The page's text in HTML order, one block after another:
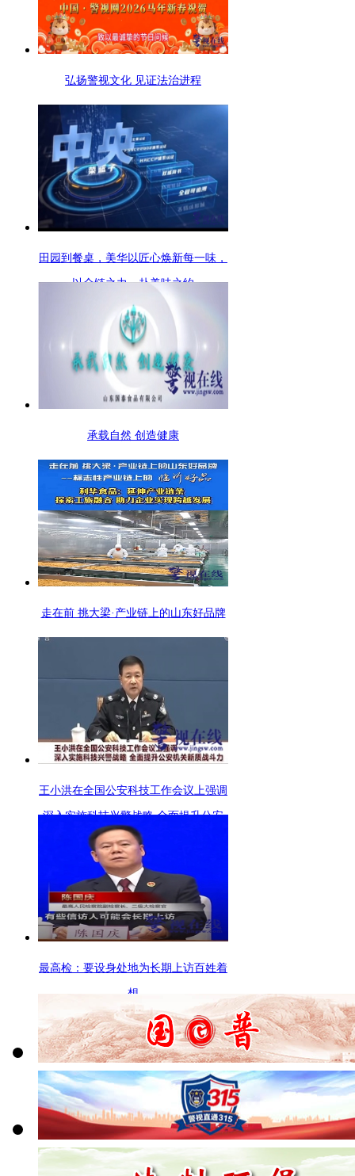
弘扬警视文化 见证法治进程
田园到餐桌，美华以匠心焕新每一味，
以全链之力，赴美味之约
承载自然 创造健康
走在前 挑大梁·产业链上的山东好品牌
王小洪在全国公安科技工作会议上强调
深入实施科技兴警战略 全面提升公安
机关新质战斗力
最高检：要设身处地为长期上访百姓着
想